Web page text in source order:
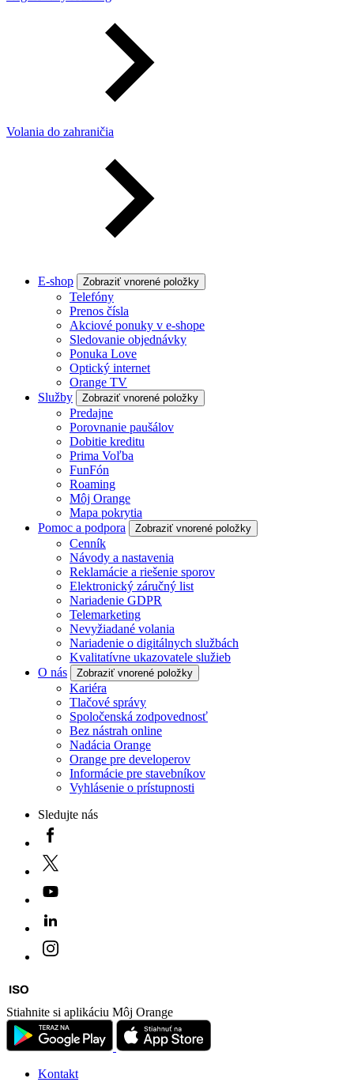
Volania do zahraničia
E-shop Zobraziť vnorené položky
Telefóny
Prenos čísla
Akciové ponuky v e-shope
Sledovanie objednávky
Ponuka Love
Optický internet
Orange TV
Služby
Zobraziť vnorené položky
Predajne
Porovnanie paušálov
Dobitie kreditu
Prima Voľba
FunFón
Roaming
Môj Orange
Mapa pokrytia
Pomoc a podpora
Zobraziť vnorené položky
Cenník
Návody a nastavenia
Reklamácie a riešenie sporov
Elektronický záručný list
Nariadenie GDPR
Telemarketing
Nevyžiadané volania
Nariadenie o digitálnych službách
Kvalitatívne ukazovatele služieb
O nás
Zobraziť vnorené položky
Kariéra
Tlačové správy
Spoločenská zodpovednosť
Bez nástrah online
Nadácia Orange
Orange pre developerov
Informácie pre stavebníkov
Vyhlásenie o prístupnosti
Sledujte nás
Stiahnite si aplikáciu Môj Orange
Kontakt